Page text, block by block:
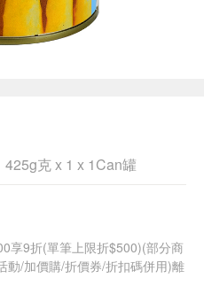
克 x 1 x 1Can罐
享9折(單筆上限折$500)(部分商
動/加價購/折價券/折扣碼併用)離